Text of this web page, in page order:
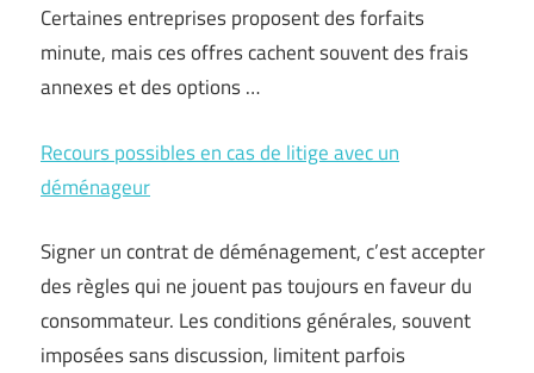
Certaines entreprises proposent des forfaits
minute, mais ces offres cachent souvent des frais
annexes et des options …
Recours possibles en cas de litige avec un
déménageur
Signer un contrat de déménagement, c’est accepter
des règles qui ne jouent pas toujours en faveur du
consommateur. Les conditions générales, souvent
imposées sans discussion, limitent parfois